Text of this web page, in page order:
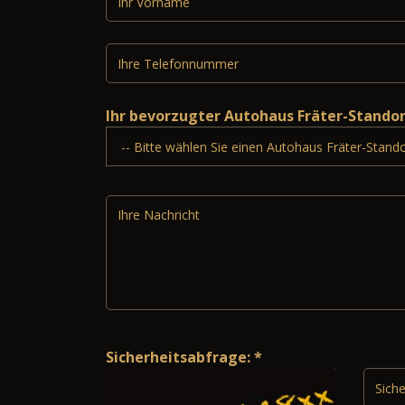
Ihr bevorzugter Autohaus Fräter-
Sicherheitsabfrage: *